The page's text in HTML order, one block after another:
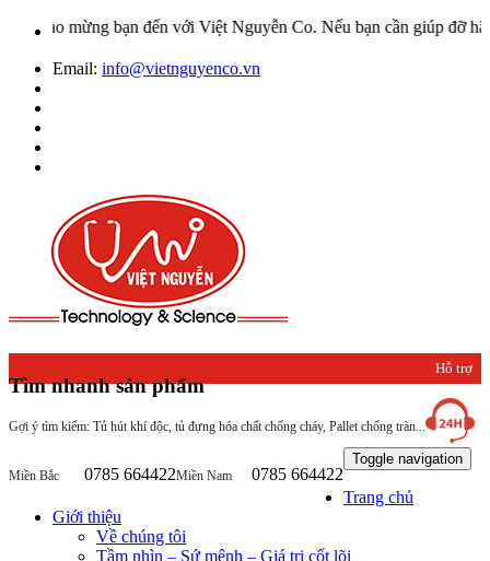
mừng bạn đến với Việt Nguyễn Co. Nếu bạn cần giúp đỡ hãy
Email: info@vietnguyenco.vn
Tìm nhanh sản phẩm
Gợi ý tìm kiếm: Tủ hút khí độc, tủ đựng hóa chất chống cháy, Pallet chống tràn...
Hỗ trợ
khách
hàng
Miền Bắc 0785 664422Miền Nam 0785 664422
Toggle navigation
Trang chủ
Giới thiệu
Về chúng tôi
Tầm nhìn – Sứ mệnh – Giá trị cốt lõi